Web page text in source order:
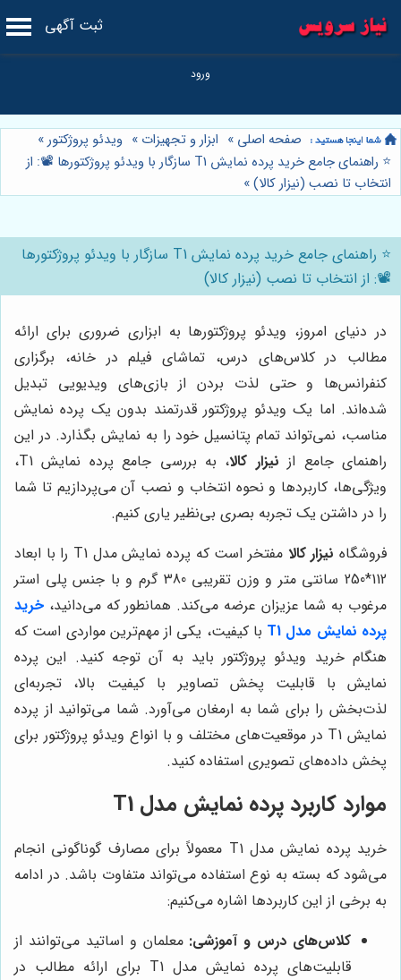
ثبت آگهی
صفحه اصلی » ابزار و تجهیزات » ویدئو پروژکتور»
⭐️ راهنمای جامع خرید پرده نمایش T1 سازگار با ویدئو پروژکتورها 📽️: از
انتخاب تا نصب (نیزار کالا)»
⭐️ راهنمای جامع خرید پرده نمایش T1 سازگار با ویدئو پروژکتورها
📽️: از انتخاب تا نصب (نیزار کالا)
در دنیای امروز، ویدئو پروژکتورها به ابزاری ضروری برای ارائه
مطالب در کلاس‌های درس، تماشای فیلم در خانه، برگزاری
کنفرانس‌ها و حتی لذت بردن از بازی‌های ویدیویی تبدیل
شده‌اند. اما یک ویدئو پروژکتور قدرتمند بدون یک پرده نمایش
مناسب، نمی‌تواند تمام پتانسیل خود را به نمایش بگذارد. در این
راهنمای جامع از نیزار کالا
، به بررسی جامع پرده نمایش T1،
ویژگی‌ها، کاربردها و نحوه انتخاب و نصب آن می‌پردازیم تا شما
را در داشتن یک تجربه بصری بی‌نظیر یاری کنیم.
فروشگاه نیزار کالا
مفتخر است که پرده نمایش مدل T1 را با ابعاد
112*250 سانتی متر و وزن تقریبی 380 گرم و با جنس پلی استر
مرغوب به شما عزیزان عرضه می‌کند. همانطور که می‌دانید، خرید
پرده نمایش مدل T1
با کیفیت، یکی از مهم‌ترین مواردی است که
هنگام خرید ویدئو پروژکتور باید به آن توجه کنید. این پرده
نمایش با قابلیت پخش تصاویر با کیفیت بالا، تجربه‌ای
لذت‌بخش را برای شما به ارمغان می‌آورد. شما می‌توانید از پرده
نمایش T1 در موقعیت‌های مختلف و با انواع ویدئو پروژکتور برای
پخش داده‌های تصویری استفاده کنید.
موارد کاربرد پرده نمایش مدل T1
خرید پرده نمایش مدل T1 معمولاً برای مصارف گوناگونی انجام
می‌شود که بسته به نوع استفاده می‌تواند متفاوت باشد. در ادامه
به برخی از این کاربردها اشاره می‌کنیم:
کلاس‌های درس و آموزشی: معلمان و اساتید می‌توانند از
قابلیت‌های پرده نمایش مدل T1 برای ارائه مطالب در